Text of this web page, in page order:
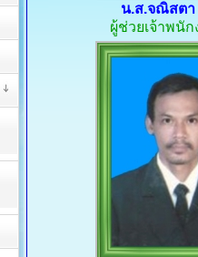
น.ส.จณิสต
ผู้ช่วยเจ้าพนั